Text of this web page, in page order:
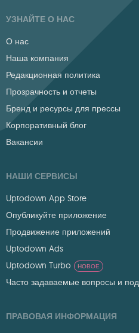
УЗНАЙТЕ О НАС
О нас
Наша компания
Редакционная политика
Прозрачность и отчеты
Бренд и ресурсы для прессы
Корпоративный блог
Вакансии
НАШИ СЕРВИСЫ
Uptodown App Store
Опубликуйте приложение
Продвижение приложений
Uptodown Ads
Uptodown Turbo
НОВОЕ
Часто задаваемые вопросы и
ПРАВОВАЯ ИНФОРМАЦИЯ